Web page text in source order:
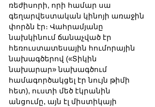
ռեժիսորի, որի համար սա
գեղարվեստական կինոյի առաջին
փորձն էր։ Վահրամյանը
նախկինում ճանաչված էր
հեռուստատեսային հումորային
նախագծերով («Տիկին
նախարար» նախագծում
համագործակցել էր նույն թիմի
հետ), ուստի մեծ էկրանին
անցումը, այն էլ միստիկայի